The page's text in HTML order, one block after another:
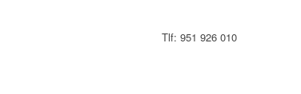
Tlf: 951 926 010